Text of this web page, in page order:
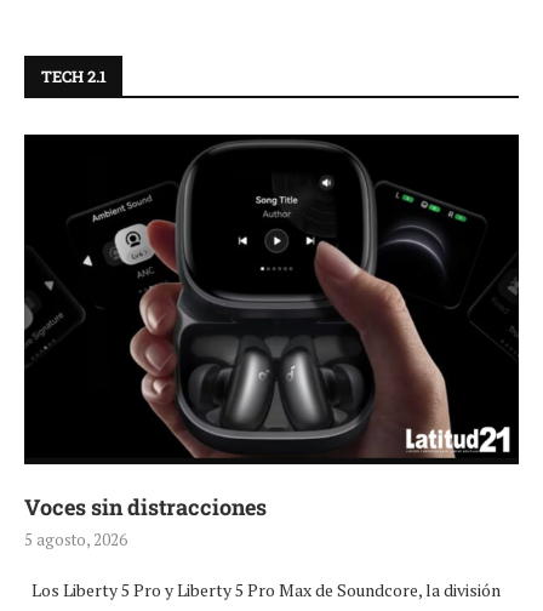
TECH 2.1
Voces sin distracciones
5 agosto, 2026
Los Liberty 5 Pro y Liberty 5 Pro Max de Soundcore, la división